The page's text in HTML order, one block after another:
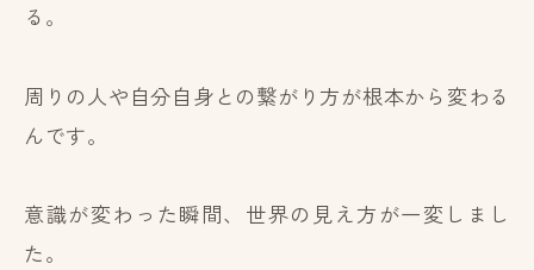
る。
周りの人や自分自身との繋がり方が根本から変わる
んです。
意識が変わった瞬間、世界の見え方が一変しまし
た。